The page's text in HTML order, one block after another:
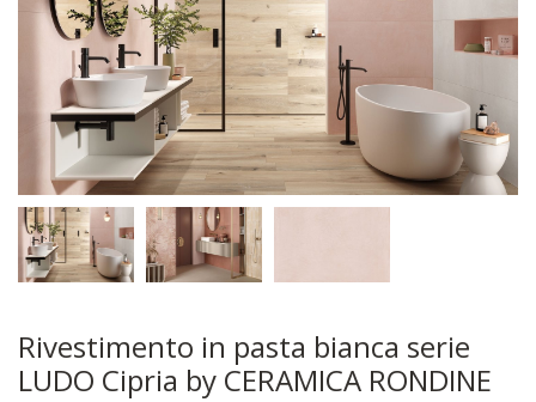
Rivestimento in pasta bianca serie
LUDO Cipria by CERAMICA RONDINE